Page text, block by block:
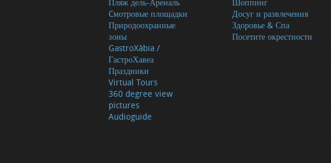
Cмотровые площадки
Природоохранные
зоны
GastroXàbia /
ГастроХавеа
Праздники
Virtual Tours
360 degree view
pictures
Audioguide
Досуг и развлечения
Здоровье & Спа
Посетите окрестности